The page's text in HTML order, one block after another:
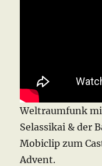
Weltraumfunk
Selassikai & der
Mobiclip zum
Advent.